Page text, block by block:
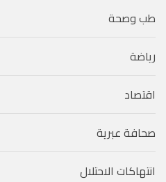
طب وصحة
رياضة
اقتصاد
صحافة عبرية
انتهاكات الاحتلال